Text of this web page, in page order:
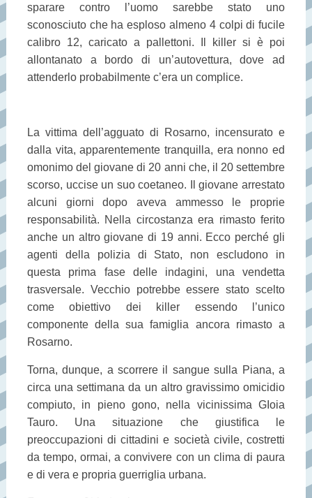
sparare contro l’uomo sarebbe stato uno
sconosciuto che ha esploso almeno 4 colpi di fucile
calibro 12, caricato a pallettoni. Il killer si è poi
allontanato a bordo di un’autovettura, dove ad
attenderlo probabilmente c’era un complice.
La vittima dell’agguato di Rosarno, incensurato e
dalla vita, apparentemente tranquilla, era nonno ed
omonimo del giovane di 20 anni che, il 20 settembre
scorso, uccise un suo coetaneo. Il giovane arrestato
alcuni giorni dopo aveva ammesso le proprie
responsabilità. Nella circostanza era rimasto ferito
anche un altro giovane di 19 anni. Ecco perché gli
agenti della polizia di Stato, non escludono in
questa prima fase delle indagini, una vendetta
trasversale. Vecchio potrebbe essere stato scelto
come obiettivo dei killer essendo l’unico
componente della sua famiglia ancora rimasto a
Rosarno.
Torna, dunque, a scorrere il sangue sulla Piana, a
circa una settimana da un altro gravissimo omicidio
compiuto, in pieno gono, nella vicinissima GIoia
Tauro. Una situazione che giustifica le
preoccupazioni di cittadini e società civile, costretti
da tempo, ormai, a convivere con un clima di paura
e di vera e propria guerriglia urbana.